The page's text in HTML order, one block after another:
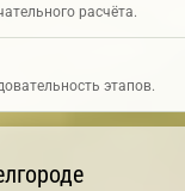
расчёта.
этапов.